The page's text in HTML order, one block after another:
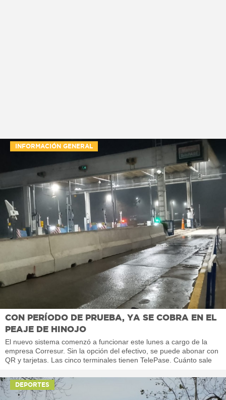
INFORMACIÓN GENERAL
CON PERÍODO DE PRUEBA, YA SE COBRA EN EL
PEAJE DE HINOJO
El nuevo sistema comenzó a funcionar este lunes a cargo de la
empresa Corresur. Sin la opción del efectivo, se puede abonar con
QR y tarjetas. Las cinco terminales tienen TelePase. Cuánto sale
DEPORTES